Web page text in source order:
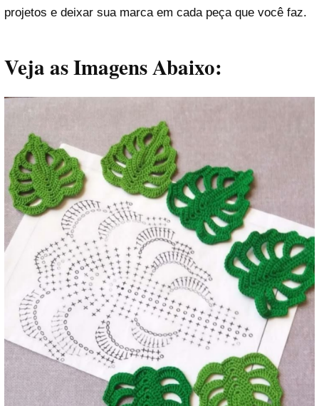
projetos e deixar sua marca em cada peça que você faz.
Veja as Imagens Abaixo: